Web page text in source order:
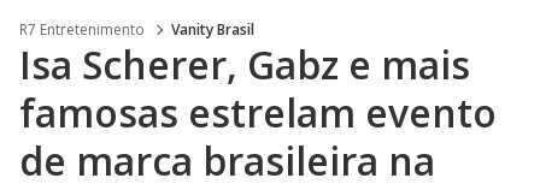
R7 Entretenimento Vanity Brasil
Isa Scherer, Gabz e mais
famosas estrelam evento
de marca brasileira na